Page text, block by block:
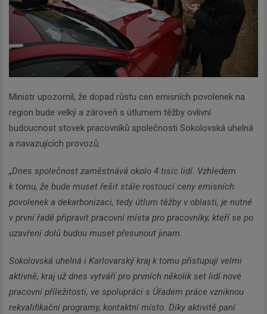
Ministr upozornil, že dopad růstu cen emisních povolenek na
region bude velký a zároveň s útlumem těžby ovlivní
budoucnost stovek pracovníků společnosti Sokolovská uhelná
a navazujících provozů.
„Dnes společnost zaměstnává okolo 4 tisíc lidí. Vzhledem
k tomu, že bude muset řešit stále rostoucí ceny emisních
povolenek a dekarbonizaci, tedy útlum těžby v oblasti, je nutné
v první řadě připravit pracovní místa pro pracovníky, kteří se po
uzavření dolů budou muset přesunout jinam.
Sokolovská uhelná i Karlovarský kraj k tomu přistupují velmi
aktivně, kraj už dnes vytváří pro prvních několik set lidí nové
pracovní příležitosti, ve spolupráci s Úřadem práce vzniknou
rekvalifikační programy, kontaktní místo. Díky aktivitě paní